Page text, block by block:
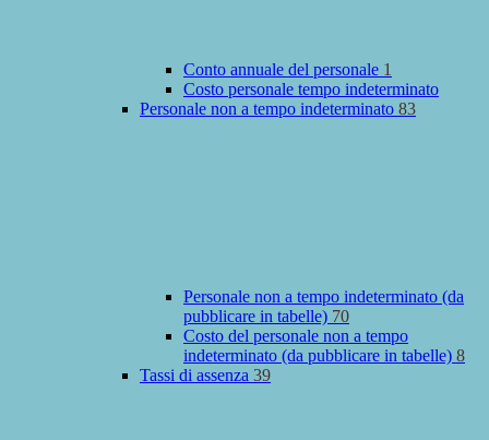
Conto annuale del personale 1
Costo personale tempo indeterminato
Personale non a tempo indeterminato 83
Personale non a tempo indeterminato (da
pubblicare in tabelle) 70
Costo del personale non a tempo
indeterminato (da pubblicare in tabelle) 8
Tassi di assenza 39